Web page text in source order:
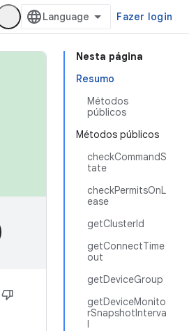
Fazer login
Nesta página
Resumo
Métodos
públicos
Métodos públicos
checkCommandS
tate
checkPermitsOnL
ease
getClusterId
getConnectTime
out
getDeviceGroup
getDeviceMonito
rSnapshotInterva
l